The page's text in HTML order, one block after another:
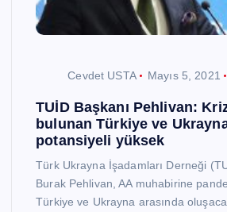
Cevdet USTA Mayıs 5, 2021
TUİD Başkanı Pehlivan:
bulunan Türkiye ve
potansiyeli yüksek
Türk Ukrayna İşadamları Derneği
Burak Pehlivan, AA muhabirine
Türkiye ve Ukrayna arasında